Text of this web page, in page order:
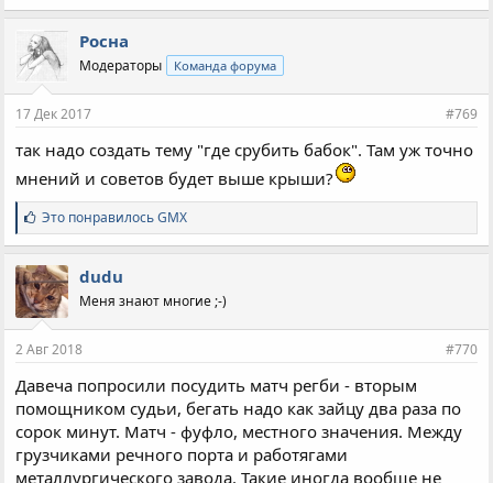
Росна
Модераторы Команда форума
17 Дек 2017 #769
так надо создать тему "где срубить бабок". Там уж точно
мнений и советов будет выше крыши?
С
и
м
п
а
т
и
:
Это понравилосьGMX
dudu
Меня знают многие ;-)
2 Авг 2018 #770
Давеча попросили посудить матч регби - вторым
помощником судьи, бегать надо как зайцу два раза по
сорок минут. Матч - фуфло, местного значения. Между
грузчиками речного порта и работягами
металлургического завода. Такие иногда вообще не